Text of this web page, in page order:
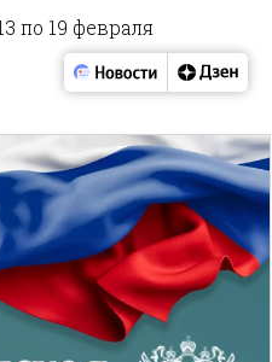
по 19 февраля